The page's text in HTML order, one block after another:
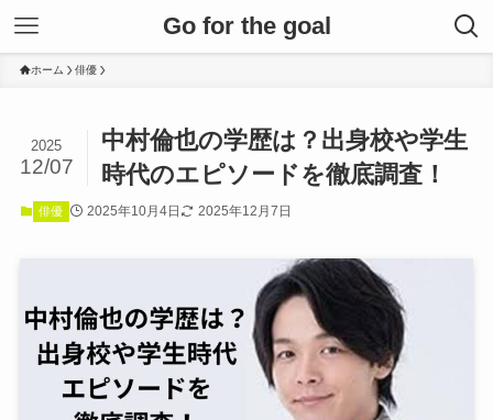
Go for the goal
ホーム 俳優
中村倫也の学歴は？出身校や学生
時代のエピソードを徹底調査！
2025
12/07
俳優 2025年10月4日 2025年12月7日